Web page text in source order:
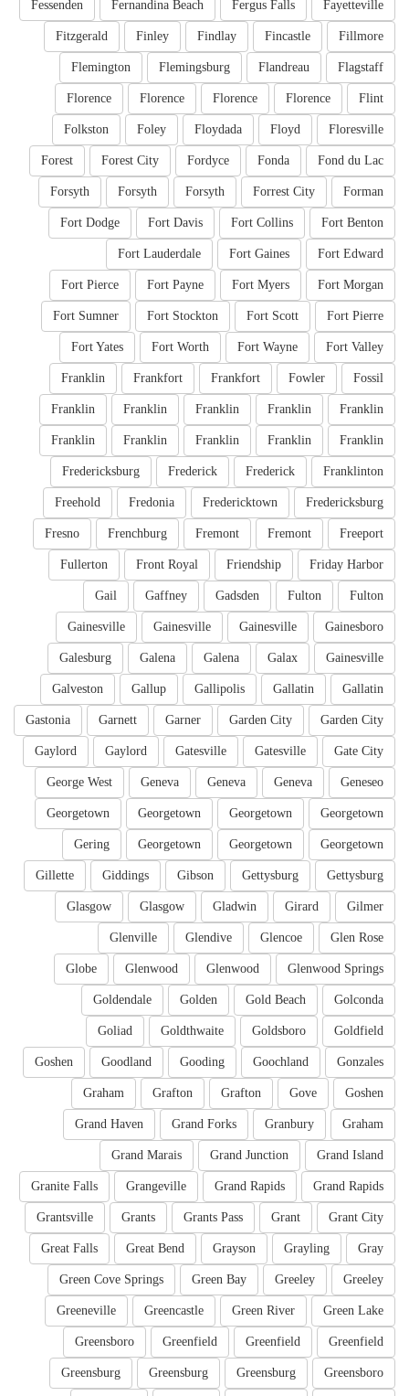
Fayetteville
Fergus Falls
Fernandina Beach
Fessenden
Fillmore
Fincastle
Findlay
Finley
Fitzgerald
Flagstaff
Flandreau
Flemingsburg
Flemington
Flint
Florence
Florence
Florence
Florence
Floresville
Floyd
Floydada
Foley
Folkston
Fond du Lac
Fonda
Fordyce
Forest City
Forest
Forman
Forrest City
Forsyth
Forsyth
Forsyth
Fort Benton
Fort Collins
Fort Davis
Fort Dodge
Fort Edward
Fort Gaines
Fort Lauderdale
Fort Morgan
Fort Myers
Fort Payne
Fort Pierce
Fort Pierre
Fort Scott
Fort Stockton
Fort Sumner
Fort Valley
Fort Wayne
Fort Worth
Fort Yates
Fossil
Fowler
Frankfort
Frankfort
Franklin
Franklin
Franklin
Franklin
Franklin
Franklin
Franklin
Franklin
Franklin
Franklin
Franklin
Franklinton
Frederick
Frederick
Fredericksburg
Fredericksburg
Fredericktown
Fredonia
Freehold
Freeport
Fremont
Fremont
Frenchburg
Fresno
Friday Harbor
Friendship
Front Royal
Fullerton
Fulton
Fulton
Gadsden
Gaffney
Gail
Gainesboro
Gainesville
Gainesville
Gainesville
Gainesville
Galax
Galena
Galena
Galesburg
Gallatin
Gallatin
Gallipolis
Gallup
Galveston
Garden City
Garden City
Garner
Garnett
Gastonia
Gate City
Gatesville
Gatesville
Gaylord
Gaylord
Geneseo
Geneva
Geneva
Geneva
George West
Georgetown
Georgetown
Georgetown
Georgetown
Georgetown
Georgetown
Georgetown
Gering
Gettysburg
Gettysburg
Gibson
Giddings
Gillette
Gilmer
Girard
Gladwin
Glasgow
Glasgow
Glen Rose
Glencoe
Glendive
Glenville
Glenwood Springs
Glenwood
Glenwood
Globe
Golconda
Gold Beach
Golden
Goldendale
Goldfield
Goldsboro
Goldthwaite
Goliad
Gonzales
Goochland
Gooding
Goodland
Goshen
Goshen
Gove
Grafton
Grafton
Graham
Graham
Granbury
Grand Forks
Grand Haven
Grand Island
Grand Junction
Grand Marais
Grand Rapids
Grand Rapids
Grangeville
Granite Falls
Grant City
Grant
Grants Pass
Grants
Grantsville
Gray
Grayling
Grayson
Great Bend
Great Falls
Greeley
Greeley
Green Bay
Green Cove Springs
Green Lake
Green River
Greencastle
Greeneville
Greenfield
Greenfield
Greenfield
Greensboro
Greensboro
Greensburg
Greensburg
Greensburg